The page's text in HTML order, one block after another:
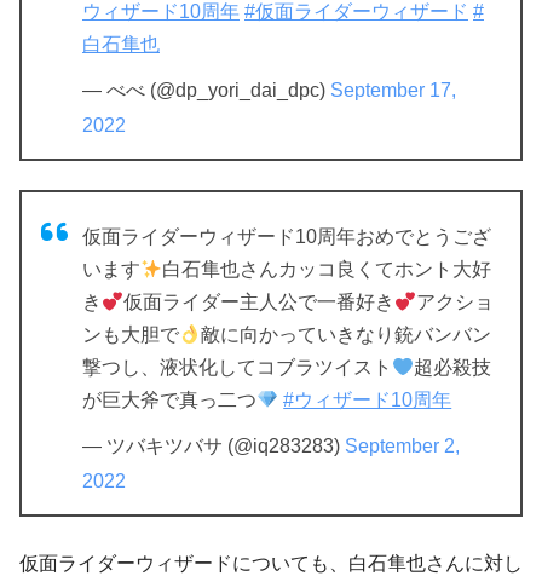
ウィザード10周年 #仮面ライダーウィザード #
白石隼也
— べべ (@dp_yori_dai_dpc) September 17,
2022
仮面ライダーウィザード10周年おめでとうござ
います
白石隼也さんカッコ良くてホント大好
き
仮面ライダー主人公で一番好き
アクショ
ンも大胆で
敵に向かっていきなり銃バンバン
撃つし、液状化してコブラツイスト
超必殺技
が巨大斧で真っ二つ
#ウィザード10周年
— ツバキツバサ (@iq283283) September 2,
2022
仮面ライダーウィザードについても、白石隼也さんに対し